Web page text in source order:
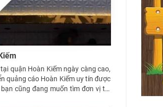
quận Hoàn Kiếm ngày càng cao,
quảng cáo Hoàn Kiếm uy tín được
cũng đang muốn tìm đơn vị thi